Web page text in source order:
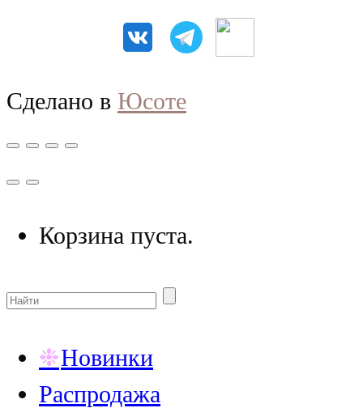
Сделано в Юсоте
Корзина пуста.
Новинки
Распродажа